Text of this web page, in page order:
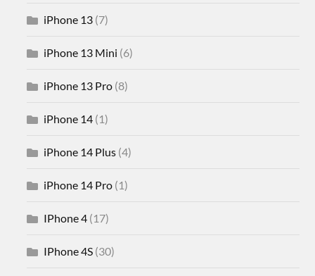
iPhone 13 (7)
iPhone 13 Mini (6)
iPhone 13 Pro (8)
iPhone 14 (1)
iPhone 14 Plus (4)
iPhone 14 Pro (1)
IPhone 4 (17)
IPhone 4S (30)